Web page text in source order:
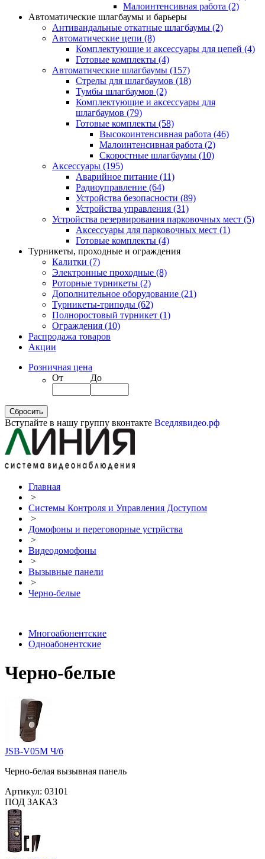
Малоинтенсивная работа (2)
Автоматические шлагбаумы и барьеры
Антивандальные откатные шлагбаумы (2)
Автоматические цепи (8)
Комплектующие и аксессуары для цепей (4)
Готовые комплекты (4)
Автоматические шлагбаумы (157)
Стрелы для шлагбаумов (18)
Тумбы шлагбаумов (2)
Комплектующие и аксессуары для
шлагбаумов (79)
Готовые комплекты (58)
Высокоинтенсивная работа (46)
Малоинтенсивная работа (2)
Скоростные шлагбаумы (10)
Аксессуары (195)
Аварийное питание (11)
Радиоуправление (64)
Устройства безопасности (89)
Устройства управления (31)
Устройства резервирования парковочных мест (5)
Аксессуары для парковочных мест (1)
Готовые комплекты (4)
Турникеты, проходные и ограждения
Калитки (7)
Электронные проходные (8)
Роторные турникеты (2)
Дополнительное оборудование (21)
Турникеты-триподы (62)
Полноростовый турникет (1)
Ограждения (10)
Распродажа товаров
Акции
Розничная цена
От
До
Вступайте в нашу группу вконтакте Вседлявидео.рф
Главная
>
Системы Контроля и Управления Доступом
>
Домофоны и переговорные устрйства
>
Видеодомофоны
>
Вызывные панели
>
Черно-белые
Многоабонентские
Одноабонентские
Черно-белые
JSB-V05M Ч/б
Черно-белая вызывная панель
Артикул: 03101
ПОД ЗАКАЗ